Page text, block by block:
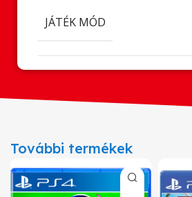
JÁTÉK MÓD
További termékek